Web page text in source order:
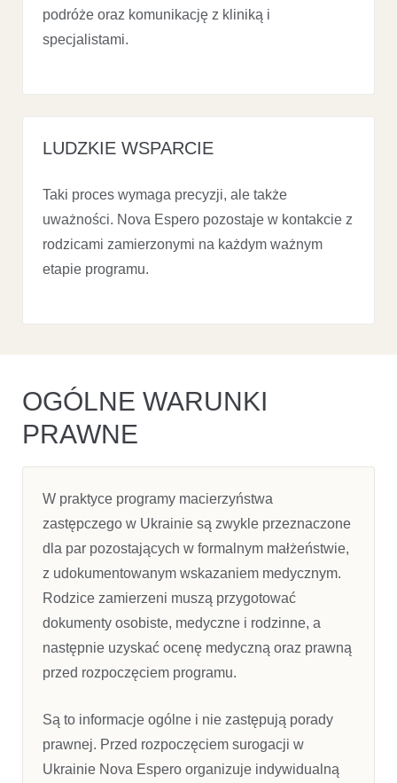
podróże oraz komunikację z kliniką i
specjalistami.
LUDZKIE WSPARCIE
Taki proces wymaga precyzji, ale także
uważności. Nova Espero pozostaje w kontakcie z
rodzicami zamierzonymi na każdym ważnym
etapie programu.
OGÓLNE WARUNKI
PRAWNE
W praktyce programy macierzyństwa
zastępczego w Ukrainie są zwykle przeznaczone
dla par pozostających w formalnym małżeństwie,
z udokumentowanym wskazaniem medycznym.
Rodzice zamierzeni muszą przygotować
dokumenty osobiste, medyczne i rodzinne, a
następnie uzyskać ocenę medyczną oraz prawną
przed rozpoczęciem programu.
Są to informacje ogólne i nie zastępują porady
prawnej. Przed rozpoczęciem surogacji w
Ukrainie Nova Espero organizuje indywidualną